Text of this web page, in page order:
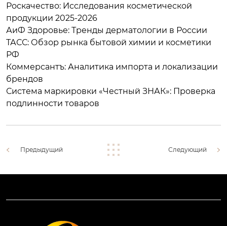
Роскачество: Исследования косметической
продукции 2025-2026
АиФ Здоровье: Тренды дерматологии в России
ТАСС: Обзор рынка бытовой химии и косметики
РФ
Коммерсантъ: Аналитика импорта и локализации
брендов
Система маркировки «Честный ЗНАК»: Проверка
подлинности товаров
Предыдущий Следующий